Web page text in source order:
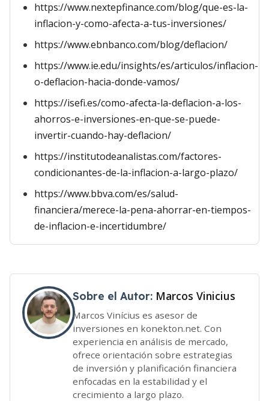
https://www.nextepfinance.com/blog/que-es-la-
inflacion-y-como-afecta-a-tus-inversiones/
https://www.ebnbanco.com/blog/deflacion/
https://www.ie.edu/insights/es/articulos/inflacion-
o-deflacion-hacia-donde-vamos/
https://isefi.es/como-afecta-la-deflacion-a-los-
ahorros-e-inversiones-en-que-se-puede-
invertir-cuando-hay-deflacion/
https://institutodeanalistas.com/factores-
condicionantes-de-la-inflacion-a-largo-plazo/
https://www.bbva.com/es/salud-
financiera/merece-la-pena-ahorrar-en-tiempos-
de-inflacion-e-incertidumbre/
Sobre el Autor: Marcos Vinicius
Marcos Vinícius es asesor de
inversiones en konekton.net. Con
experiencia en análisis de mercado,
ofrece orientación sobre estrategias
de inversión y planificación financiera
enfocadas en la estabilidad y el
crecimiento a largo plazo.